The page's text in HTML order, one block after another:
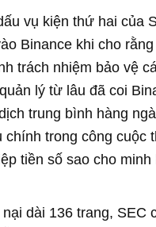
vụ kiện thứ hai của
Binance khi cho
trách nhiệm bảo vệ
lý từ lâu đã coi
trung bình hàng
chính trong công cuộc
tiền số sao cho minh
dài 136 trang, SEC